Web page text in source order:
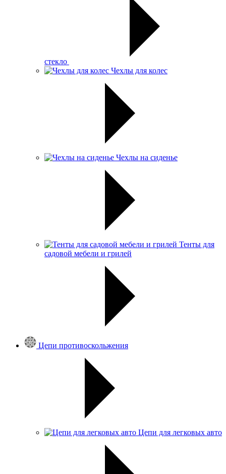
стекло
Чехлы для колес
Чехлы на сиденье
Тенты для
садовой мебели и грилей
Цепи противоскольжения
Цепи для легковых авто